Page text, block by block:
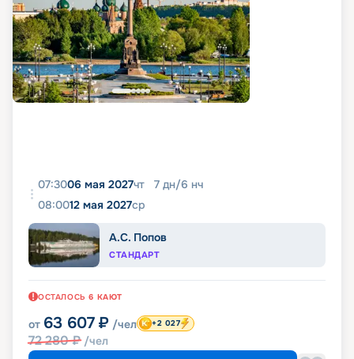
07:3006 мая 2027чт 7 дн/6 нч
08:0012 мая 2027ср
А.С. Попов
СТАНДАРТ
ОСТАЛОСЬ 6 КАЮТ
от 63 607 ₽ /чел
72 280₽ /чел
+2 027